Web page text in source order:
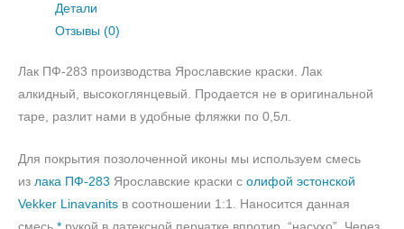
Детали
Отзывы (0)
Лак ПФ-283 производства Ярославские краски. Лак
алкидный, высокоглянцевый. Продается не в оригинальной
таре, разлит нами в удобные фляжки по 0,5л.
Для покрытия позолоченной иконы мы используем смесь
из лака ПФ-283 Ярославские краски с олифой эстонской
Vekker Linavanits в соотношении 1:1. Наносится данная